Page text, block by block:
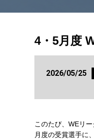
4・5月度
2026/05/25
このたび、WEリ
月度の受賞選手に